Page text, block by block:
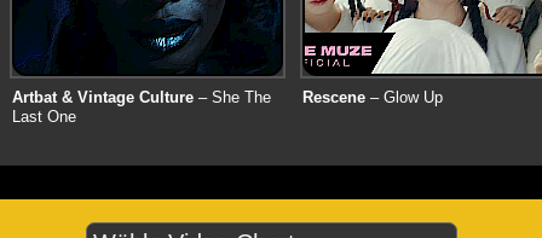
Artbat & Vintage Culture – She The
Last One
Rescene – Glow Up